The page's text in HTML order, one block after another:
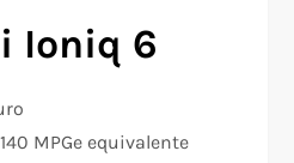
Ioniq 6
140 MPGe equivalente